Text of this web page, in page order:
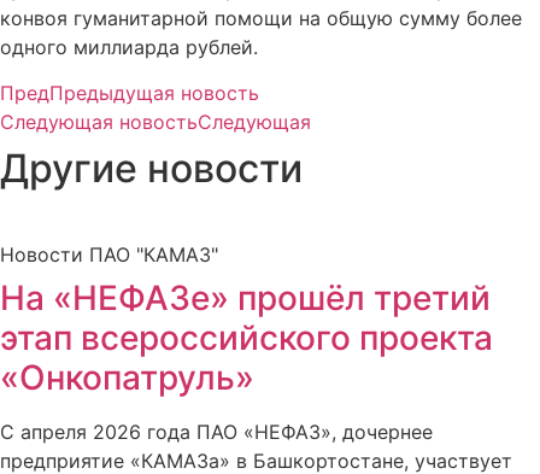
конвоя гуманитарной помощи на общую сумму более
одного миллиарда рублей.
ПредПредыдущая новость
Следующая новостьСледующая
Другие новости
Новости ПАО "КАМАЗ"
На «НЕФАЗе» прошёл третий
этап всероссийского проекта
«Онкопатруль»
С апреля 2026 года ПАО «НЕФАЗ», дочернее
предприятие «КАМАЗа» в Башкортостане, участвует